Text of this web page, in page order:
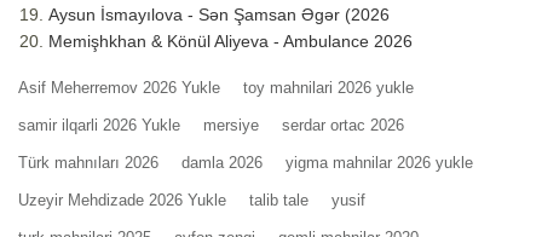
Aysun İsmayılova - Sən Şamsan Əgər (2026
Memişhkhan & Könül Aliyeva - Ambulance 2026
Asif Meherremov 2026 Yukle toy mahnilari 2026 yukle
samir ilqarli 2026 Yukle mersiye serdar ortac 2026
Türk mahnıları 2026 damla 2026 yigma mahnilar 2026 yukle
Uzeyir Mehdizade 2026 Yukle talib tale yusif